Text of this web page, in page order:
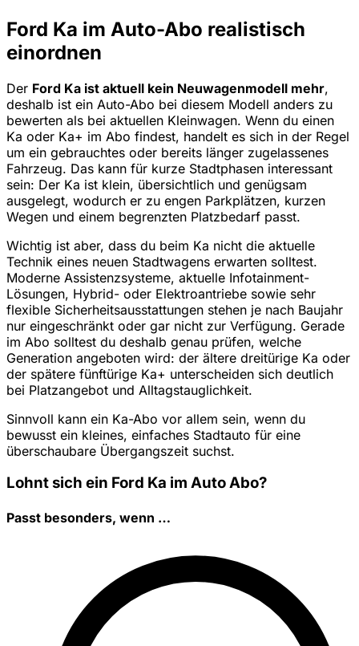
Ford Ka im Auto-Abo realistisch
einordnen
Der Ford Ka ist aktuell kein Neuwagenmodell mehr,
deshalb ist ein Auto-Abo bei diesem Modell anders zu
bewerten als bei aktuellen Kleinwagen. Wenn du einen
Ka oder Ka+ im Abo findest, handelt es sich in der Regel
um ein gebrauchtes oder bereits länger zugelassenes
Fahrzeug. Das kann für kurze Stadtphasen interessant
sein: Der Ka ist klein, übersichtlich und genügsam
ausgelegt, wodurch er zu engen Parkplätzen, kurzen
Wegen und einem begrenzten Platzbedarf passt.
Wichtig ist aber, dass du beim Ka nicht die aktuelle
Technik eines neuen Stadtwagens erwarten solltest.
Moderne Assistenzsysteme, aktuelle Infotainment-
Lösungen, Hybrid- oder Elektroantriebe sowie sehr
flexible Sicherheitsausstattungen stehen je nach Baujahr
nur eingeschränkt oder gar nicht zur Verfügung. Gerade
im Abo solltest du deshalb genau prüfen, welche
Generation angeboten wird: der ältere dreitürige Ka oder
der spätere fünftürige Ka+ unterscheiden sich deutlich
bei Platzangebot und Alltagstauglichkeit.
Sinnvoll kann ein Ka-Abo vor allem sein, wenn du
bewusst ein kleines, einfaches Stadtauto für eine
überschaubare Übergangszeit suchst.
Lohnt sich ein Ford Ka im Auto Abo?
Passt besonders, wenn …